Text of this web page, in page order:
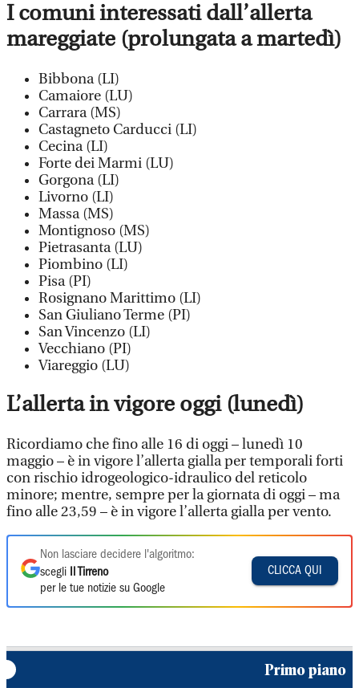
I comuni interessati dall’allerta
mareggiate (prolungata a martedì)
Bibbona (LI)
Camaiore (LU)
Carrara (MS)
Castagneto Carducci (LI)
Cecina (LI)
Forte dei Marmi (LU)
Gorgona (LI)
Livorno (LI)
Massa (MS)
Montignoso (MS)
Pietrasanta (LU)
Piombino (LI)
Pisa (PI)
Rosignano Marittimo (LI)
San Giuliano Terme (PI)
San Vincenzo (LI)
Vecchiano (PI)
Viareggio (LU)
L’allerta in vigore oggi (lunedì)
Ricordiamo che fino alle 16 di oggi – lunedì 10
maggio – è in vigore l’allerta gialla per temporali forti
con rischio idrogeologico-idraulico del reticolo
minore; mentre, sempre per la giornata di oggi – ma
fino alle 23,59 – è in vigore l’allerta gialla per vento.
Non lasciare decidere l'algoritmo:
scegli
Il Tirreno
per le tue notizie su Google
CLICCA QUI
Primo piano